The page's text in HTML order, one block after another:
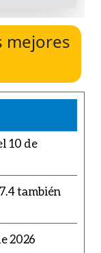
mejores
10 de
también
2026